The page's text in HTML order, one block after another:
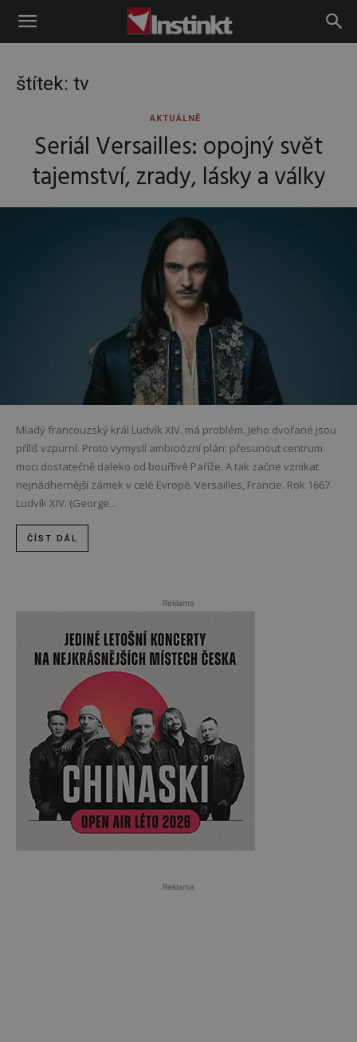
Instinkt
štítek: tv
AKTUÁLNĚ
Seriál Versailles: opojný svět
tajemství, zrady, lásky a války
Mladý francouzský král Ludvík XIV. má problém. Jeho dvořané jsou
příliš vzpurní. Proto vymyslí ambiciózní plán: přesunout centrum
moci dostatečně daleko od bouřlivé Paříže. A tak začne vznikat
nejnádhernější zámek v celé Evropě. Versailles, Francie. Rok 1667.
Ludvík XIV. (George...
ČÍST DÁL
Reklama
Reklama